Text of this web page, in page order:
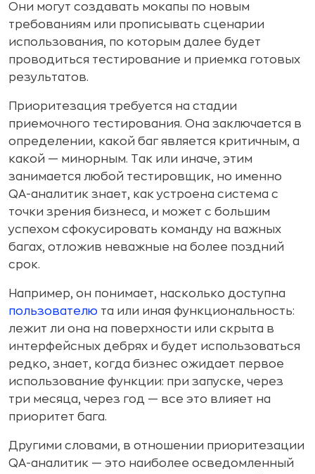
Они могут создавать мокапы по новым
требованиям или прописывать сценарии
использования, по которым далее будет
проводиться тестирование и приемка готовых
результатов.
Приоритезация требуется на стадии
приемочного тестирования. Она заключается в
определении, какой баг является критичным, а
какой — минорным. Так или иначе, этим
занимается любой тестировщик, но именно
QA-аналитик знает, как устроена система с
точки зрения бизнеса, и может с большим
успехом сфокусировать команду на важных
багах, отложив неважные на более поздний
срок.
Например, он понимает, насколько доступна
пользователю та или иная функциональность:
лежит ли она на поверхности или скрыта в
интерфейсных дебрях и будет использоваться
редко, знает, когда бизнес ожидает первое
использование функции: при запуске, через
три месяца, через год — все это влияет на
приоритет бага.
Другими словами, в отношении приоритезации
QA-аналитик — это наиболее осведомленный